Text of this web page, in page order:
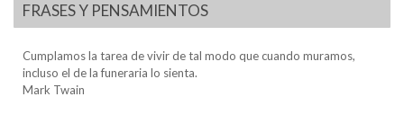
FRASES Y PENSAMIENTOS
Cumplamos la tarea de vivir de tal modo que cuando muramos,
incluso el de la funeraria lo sienta.
Mark Twain